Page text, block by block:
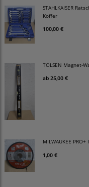
STAHLKAISER
Koffer
100,00 €
TOLSEN Magnet-
ab 25,00 €
MILWAUKEE
1,00 €